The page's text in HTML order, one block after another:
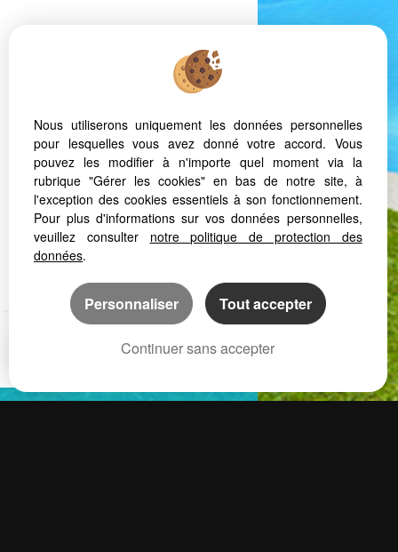
Nous utiliserons uniquement les données personnelles
pour lesquelles vous avez donné votre accord. Vous
pouvez les modifier à n'importe quel moment via la
rubrique "Gérer les cookies" en bas de notre site, à
l'exception des cookies essentiels à son fonctionnement.
Pour plus d'informations sur vos données personnelles,
veuillez consulter notre politique de protection des
données.
Personnaliser Tout accepter
Continuer sans accepter